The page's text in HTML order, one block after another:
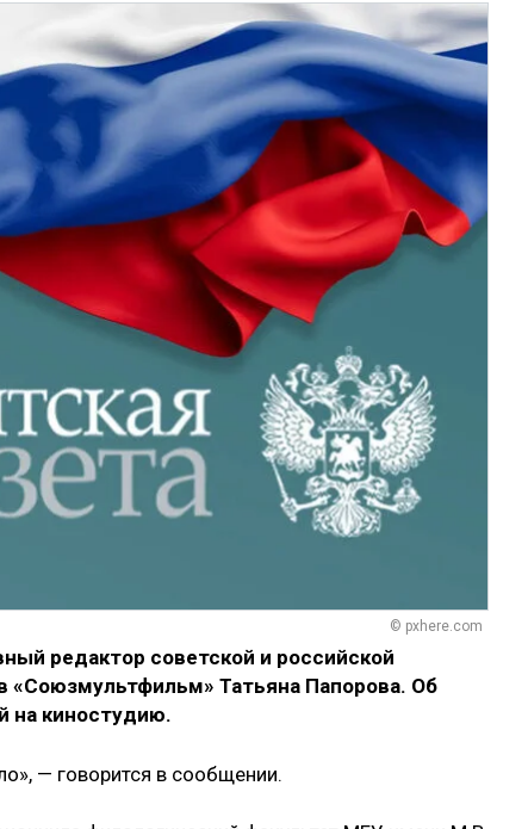
© pxhere.com
редактор советской и российской
Татьяна Папорова. Об
на киностудию.
— говорится в сообщении.